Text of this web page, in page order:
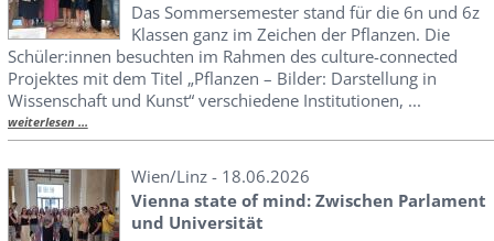
Das Sommersemester stand für die 6n und 6z
Klassen ganz im Zeichen der Pflanzen. Die
Schüler:innen besuchten im Rahmen des culture-connected
Projektes mit dem Titel „Pflanzen – Bilder: Darstellung in
Wissenschaft und Kunst“ verschiedene Institutionen, ...
weiterlesen ...
Wien/Linz - 18.06.2026
Vienna state of mind: Zwischen Parlament
und Universität